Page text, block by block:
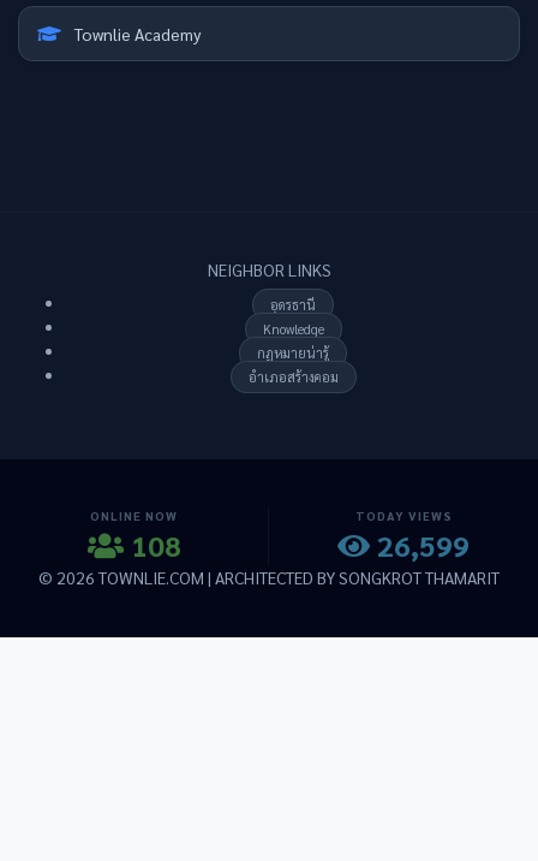
Townlie Academy
NEIGHBOR LINKS
อุดรธานี
Knowledge
กฏหมายน่ารู้
อำเภอสร้างคอม
ONLINE NOW
108
TODAY VIEWS
26,599
© 2026 TOWNLIE.COM | ARCHITECTED BY SONGKROT THAMARIT